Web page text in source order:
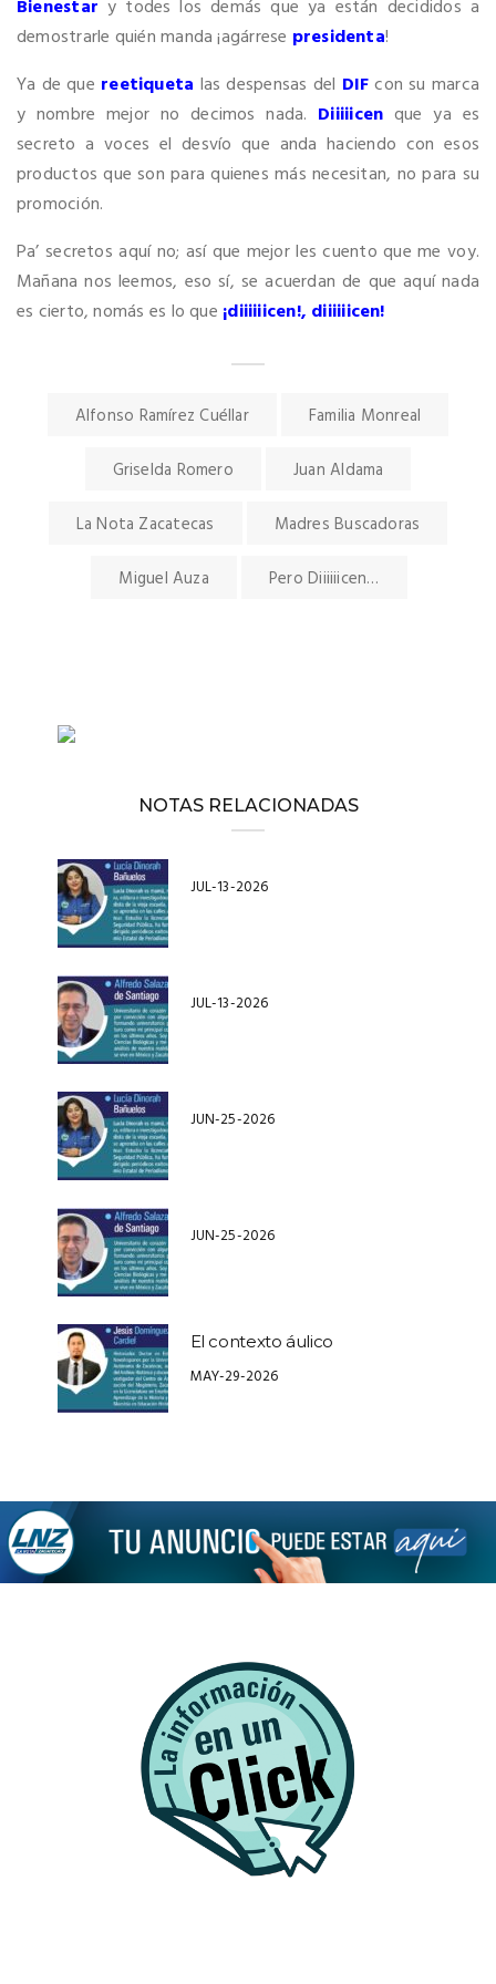
Bienestar y todes los demás que ya están decididos a
demostrarle quién manda ¡agárrese presidenta!
Ya de que reetiqueta las despensas del DIFcon su marca
y nombre mejor no decimos nada. Diiiiicen que ya es
secreto a voces el desvío que anda haciendo con esos
productos que son para quienes más necesitan, no para su
promoción.
Pa’ secretos aquí no; así que mejor les cuento que me voy.
Mañana nos leemos, eso sí, se acuerdan de que aquí nada
es cierto, nomás es lo que ¡diiiiiicen!, diiiiiicen!
Alfonso Ramírez Cuéllar Familia Monreal
Griselda Romero Juan Aldama
La Nota Zacatecas Madres Buscadoras
Miguel Auza Pero Diiiiiicen…
NOTAS RELACIONADAS
JUL-13-2026
JUL-13-2026
JUN-25-2026
JUN-25-2026
El contexto áulico
MAY-29-2026